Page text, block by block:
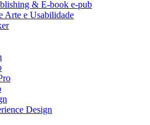
& E-book e-pub
Arte e Usabilidade
Design